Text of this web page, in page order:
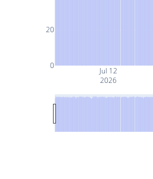
Jul 12
2026
0
20